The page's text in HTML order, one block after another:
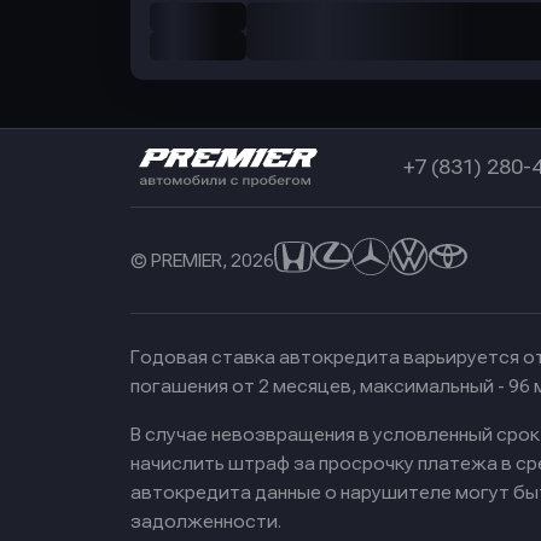
+7 (831) 280-
© PREMIER, 2026
Годовая ставка автокредита варьируется
погашения от 2 месяцев, максимальный - 96
В случае невозвращения в условленный
начислить штраф за просрочку платежа в
автокредита данные о нарушителе могут
задолженности.